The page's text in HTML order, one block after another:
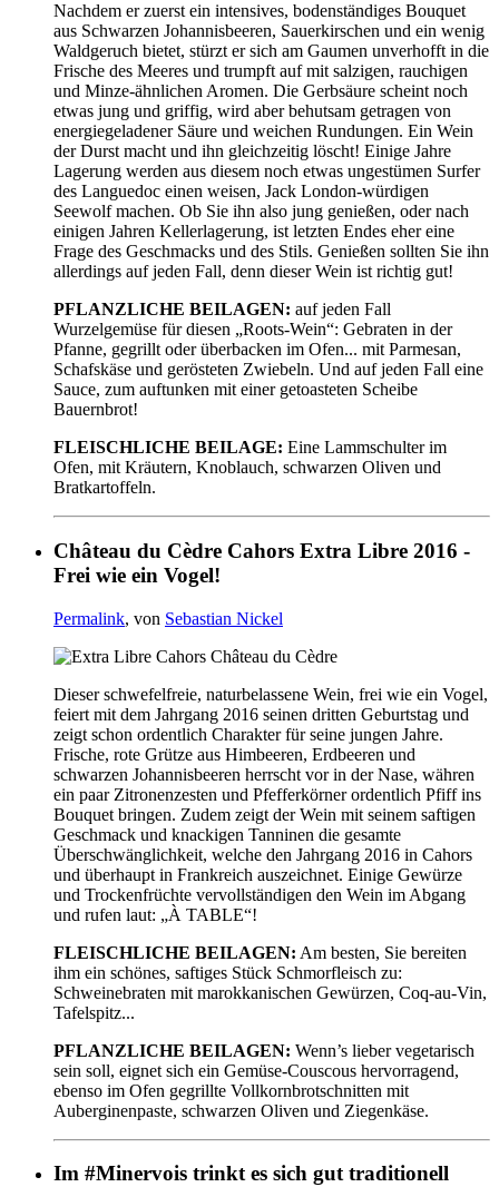
Nachdem er zuerst ein intensives, bodenständiges Bouquet
aus Schwarzen Johannisbeeren, Sauerkirschen und ein wenig
Waldgeruch bietet, stürzt er sich am Gaumen unverhofft in die
Frische des Meeres und trumpft auf mit salzigen, rauchigen
und Minze-ähnlichen Aromen. Die Gerbsäure scheint noch
etwas jung und griffig, wird aber behutsam getragen von
energiegeladener Säure und weichen Rundungen. Ein Wein
der Durst macht und ihn gleichzeitig löscht! Einige Jahre
Lagerung werden aus diesem noch etwas ungestümen Surfer
des Languedoc einen weisen, Jack London-würdigen
Seewolf machen. Ob Sie ihn also jung genießen, oder nach
einigen Jahren Kellerlagerung, ist letzten Endes eher eine
Frage des Geschmacks und des Stils. Genießen sollten Sie ihn
allerdings auf jeden Fall, denn dieser Wein ist richtig gut!
PFLANZLICHE BEILAGEN: auf jeden Fall
Wurzelgemüse für diesen „Roots-Wein“: Gebraten in der
Pfanne, gegrillt oder überbacken im Ofen... mit Parmesan,
Schafskäse und gerösteten Zwiebeln. Und auf jeden Fall eine
Sauce, zum auftunken mit einer getoasteten Scheibe
Bauernbrot!
FLEISCHLICHE BEILAGE: Eine Lammschulter im
Ofen, mit Kräutern, Knoblauch, schwarzen Oliven und
Bratkartoffeln.
Château du Cèdre Cahors Extra Libre 2016 -
Frei wie ein Vogel!
Permalink, von Sebastian Nickel
Dieser schwefelfreie, naturbelassene Wein, frei wie ein Vogel,
feiert mit dem Jahrgang 2016 seinen dritten Geburtstag und
zeigt schon ordentlich Charakter für seine jungen Jahre.
Frische, rote Grütze aus Himbeeren, Erdbeeren und
schwarzen Johannisbeeren herrscht vor in der Nase, währen
ein paar Zitronenzesten und Pfefferkörner ordentlich Pfiff ins
Bouquet bringen. Zudem zeigt der Wein mit seinem saftigen
Geschmack und knackigen Tanninen die gesamte
Überschwänglichkeit, welche den Jahrgang 2016 in Cahors
und überhaupt in Frankreich auszeichnet. Einige Gewürze
und Trockenfrüchte vervollständigen den Wein im Abgang
und rufen laut: „À TABLE“!
FLEISCHLICHE BEILAGEN: Am besten, Sie bereiten
ihm ein schönes, saftiges Stück Schmorfleisch zu:
Schweinebraten mit marokkanischen Gewürzen, Coq-au-Vin,
Tafelspitz...
PFLANZLICHE BEILAGEN: Wenn’s lieber vegetarisch
sein soll, eignet sich ein Gemüse-Couscous hervorragend,
ebenso im Ofen gegrillte Vollkornbrotschnitten mit
Auberginenpaste, schwarzen Oliven und Ziegenkäse.
Im #Minervois trinkt es sich gut traditionell